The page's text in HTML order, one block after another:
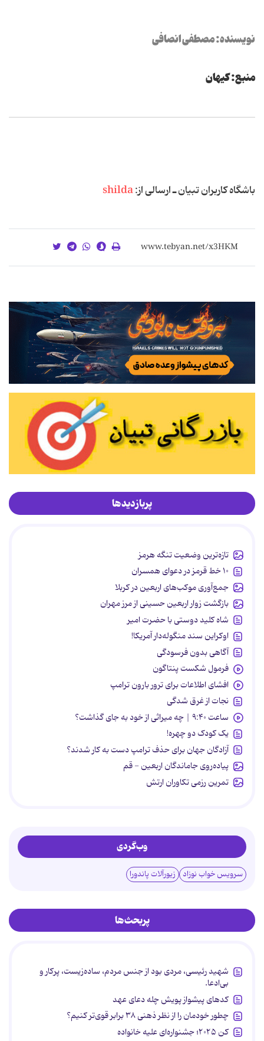
نویسنده: مصطفی انصافی
منبع: كیهان
باشگاه كاربران تبیان ـ ارسالی از:shilda
پربازدیدها
تازه‌ترین وضعیت تنگه هرمز
۱۰ خط قرمز در دعوای همسران
جمع‌آوری موکب‌های اربعین در کربلا
بازگشت زوار اربعین حسینی از مرز مهران
شاه کلید دوستی با حضرت امیر
اوکراین سند منگوله‌دار آمریکا!
آگاهی بدون فرسودگی
فرمول شکست پنتاگون
افشای اطلاعات برای ترور بارون ترامپ
نجات از غرق شدگی
ساعت ۹:۴۰ | چه میراثی از خود به جای گذاشت؟
یک کودک دو چهره!
آزادگان جهان برای حذف ترامپ دست به کار شدند؟
پیاده‌روی جاماندگان اربعین - قم
تمرین رزمی تکاوران ارتش
وب‌گردی
سرویس خواب نوزاد زیورآلات پاندورا
پربحث‌ها
شهید رئیسی، مردی بود از جنس مردم، ساده‌زیست، پرکار و
بی‌ادعا.
کدهای پیشواز پویش چله دعای عهد
چطور خودمان را از نظر ذهنی ۳۸ برابر قوی‌تر کنیم؟
کن ۲۰۲۵؛ جشنواره‌ای علیه خانواده